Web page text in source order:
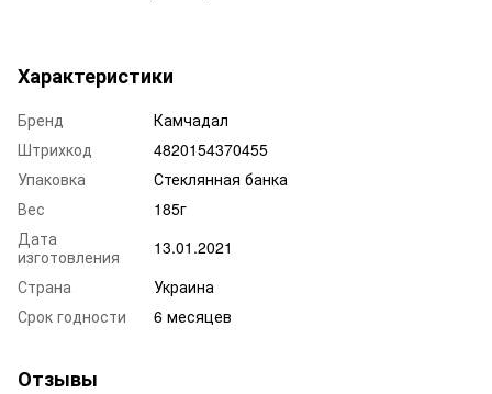
Характеристики
Бренд
Камчадал
Штрихкод
4820154370455
Упаковка
Стеклянная банка
Вес
185г
Дата
изготовления
13.01.2021
Страна
Украина
Срок годности
6 месяцев
Отзывы